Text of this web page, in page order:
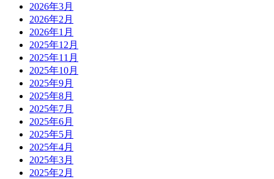
2026年3月
2026年2月
2026年1月
2025年12月
2025年11月
2025年10月
2025年9月
2025年8月
2025年7月
2025年6月
2025年5月
2025年4月
2025年3月
2025年2月